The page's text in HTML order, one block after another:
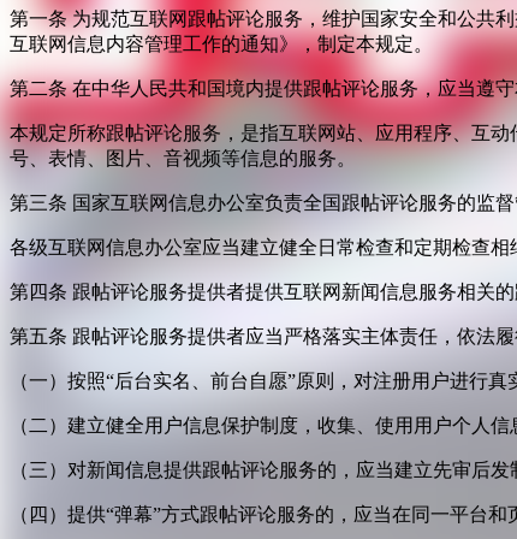
第一条 为规范互联网跟帖评论服务，维护国家安全和公共
互联网信息内容管理工作的通知》，制定本规定。
第二条 在中华人民共和国境内提供跟帖评论服务，应当遵
本规定所称跟帖评论服务，是指互联网站、应用程序、互
号、表情、图片、音视频等信息的服务。
第三条 国家互联网信息办公室负责全国跟帖评论服务的监
各级互联网信息办公室应当建立健全日常检查和定期检查
第四条 跟帖评论服务提供者提供互联网新闻信息服务相关
第五条 跟帖评论服务提供者应当严格落实主体责任，依法履
（一）按照“后台实名、前台自愿”原则，对注册用户进行
（二）建立健全用户信息保护制度，收集、使用用户个人
（三）对新闻信息提供跟帖评论服务的，应当建立先审后发
（四）提供“弹幕”方式跟帖评论服务的，应当在同一平台